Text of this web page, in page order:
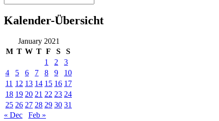
Kalender-Übersicht
January 2021
M T W T F S
S
1
2
3
4
5 6 7 8 9
10
11 12 13 14 15 16 17
18 19 20 21 22 23 24
25 26 27 28 29 30 31
« Dec
Feb »